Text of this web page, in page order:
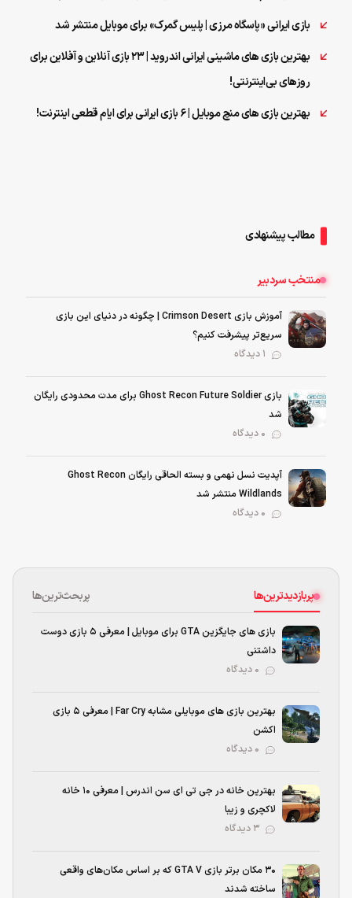
بازی ایرانی «پاسگاه مرزی | پلیس گمرک» برای موبایل منتشر شد
بهترین بازی های ماشینی ایرانی اندروید | ۲۳ بازی آنلاین و آفلاین برای
روزهای بی‌اینترنتی!
بهترین بازی های منچ موبایل | ۶ بازی ایرانی برای ایام قطعی اینترنت!
مطالب پیشنهادی
منتخب سردبیر
آموزش بازی Crimson Desert | چگونه در دنیای این بازی
سریع‌تر پیشرفت کنیم؟
بازی Ghost Recon Future Soldier برای مدت محدودی رایگان
شد
آپدیت نسل نهمی و بسته الحاقی رایگان Ghost Recon
Wildlands منتشر شد
پربازدیدترین‌ها پربحث‌ترین‌ها
بازی های جایگزین GTA برای موبایل | معرفی ۵ بازی دوست
داشتنی
بهترین بازی‌ های موبایلی مشابه Far Cry | معرفی ۵ بازی
اکشن
بهترین خانه در جی تی ای سن اندرس | معرفی ۱۰ خانه
لاکچری و زیبا
۳۰ مکان برتر بازی GTA V که بر اساس مکان‌های واقعی
ساخته شدند